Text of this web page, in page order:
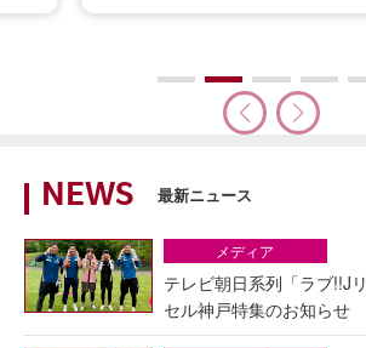
NEWS 最新ニュース
テレビ朝日系列「ラブ!!J
セル神戸特集のお知らせ
メディア